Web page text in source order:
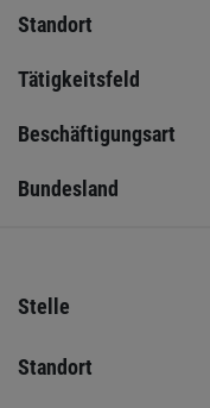
Standort
Tätigkeitsfeld
Beschäftigungsart
Bundesland
Stelle
Standort